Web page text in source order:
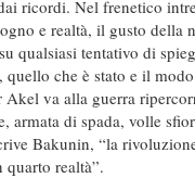
ricordi. Nel frenetico
e realtà, il gusto della
qualsiasi tentativo di
quello che è stato e il
Akel va alla guerra
armata di spada, volle
Bakunin, “la
quarto realtà”.